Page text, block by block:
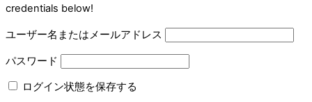
credentials below!
ユーザー名またはメールアドレス
パスワード
ログイン状態を保存する